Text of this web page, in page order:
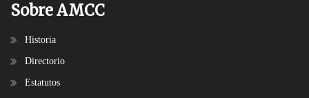
Sobre AMCC
Historia
Directorio
Estatutos